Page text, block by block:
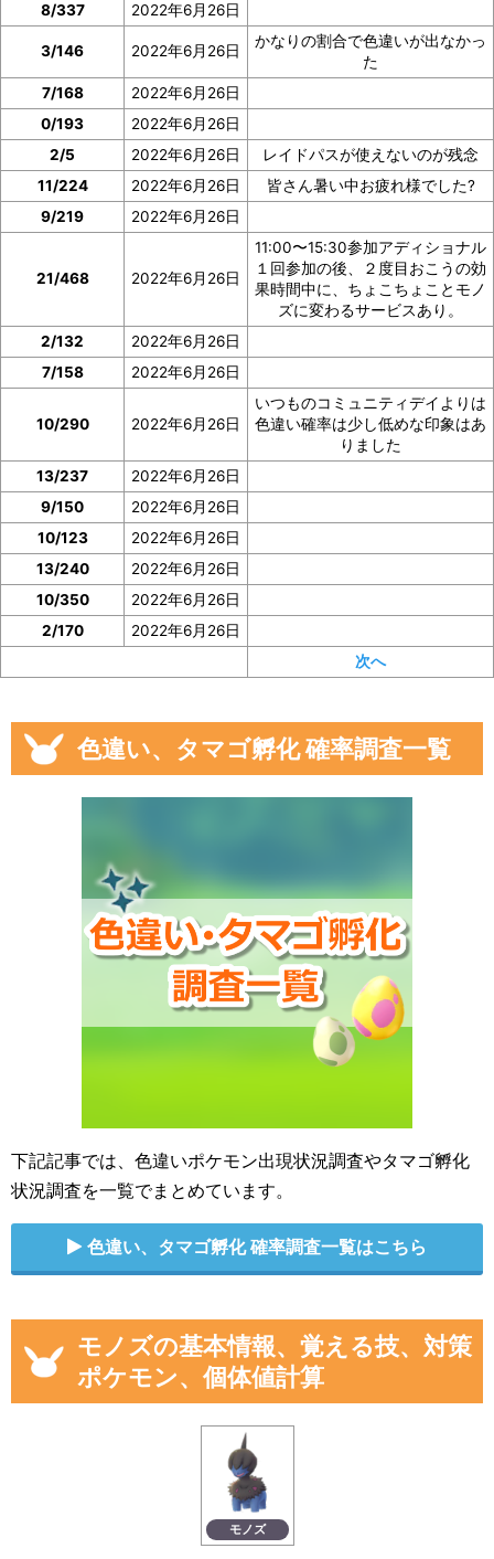
8/337
2022年6月26日
3/146 2022年6月26日
かなりの割合で色違いが出なかっ
た
7/168
2022年6月26日
0/193
2022年6月26日
2/5
2022年6月26日
レイドパスが使えないのが残念
11/224
2022年6月26日
皆さん暑い中お疲れ様でした?
9/219
2022年6月26日
21/468 2022年6月26日
11:00〜15:30参加アディショナル
１回参加の後、２度目おこうの効
果時間中に、ちょこちょことモノ
ズに変わるサービスあり。
2/132
2022年6月26日
7/158
2022年6月26日
10/290 2022年6月26日
いつものコミュニティデイよりは
色違い確率は少し低めな印象はあ
りました
13/237
2022年6月26日
9/150
2022年6月26日
10/123
2022年6月26日
13/240
2022年6月26日
10/350
2022年6月26日
2/170
2022年6月26日
次へ
色違い、タマゴ孵化 確率調査一覧
下記記事では、色違いポケモン出現状況調査やタマゴ孵化
状況調査を一覧でまとめています。
色違い、タマゴ孵化 確率調査一覧はこちら
モノズの基本情報、覚える技、対策
ポケモン、個体値計算
モノズ